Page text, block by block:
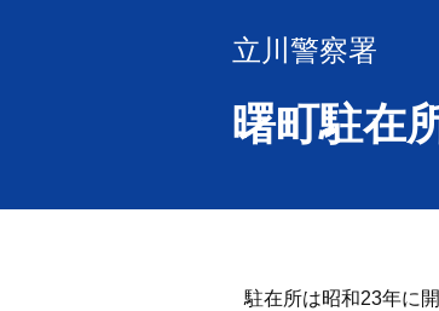
立川警察署
曙町駐在
駐在所は昭和23年に